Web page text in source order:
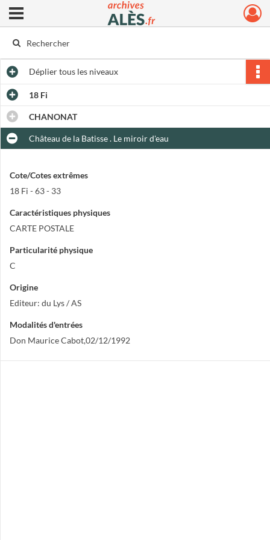
Archives municipales d'Alès
Ouvrir le menu déroulant
Dépliertous les niveaux
18 Fi
CHANONAT
Château de la Batisse . Le miroir d'eau
Cote/Cotes extrêmes
18 Fi - 63 - 33
Caractéristiques physiques
CARTE POSTALE
Particularité physique
C
Origine
Editeur: du Lys / AS
Modalités d'entrées
Don Maurice Cabot,02/12/1992